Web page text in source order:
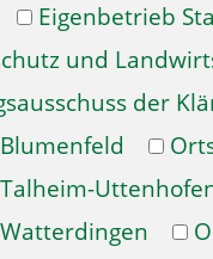
Eigenbetrieb
und
der